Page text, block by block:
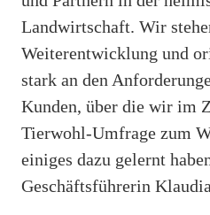
Landwirtschaft. Wir
Weiterentwicklung und
stark an den
Kunden, über die wir im
Tierwohl-Umfrage zum
einiges dazu gelernt
Geschäftsführerin